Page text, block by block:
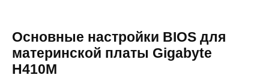
Основные настройки BIOS для
материнской платы Gigabyte
H410M